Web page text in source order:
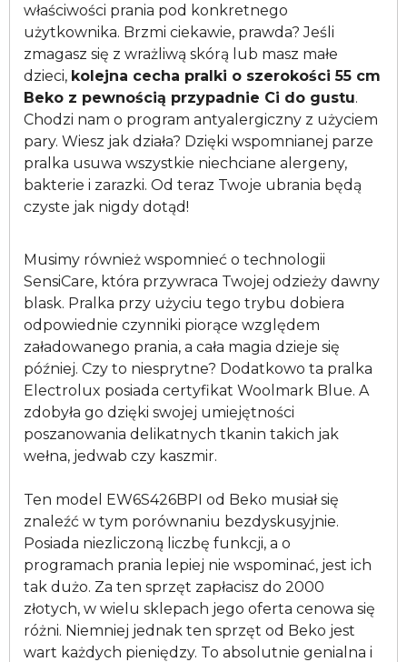
właściwości prania pod konkretnego
użytkownika. Brzmi ciekawie, prawda? Jeśli
zmagasz się z wrażliwą skórą lub masz małe
dzieci, kolejna cecha pralki o szerokości 55 cm
Beko z pewnością przypadnie Ci do gustu.
Chodzi nam o program antyalergiczny z użyciem
pary. Wiesz jak działa? Dzięki wspomnianej parze
pralka usuwa wszystkie niechciane alergeny,
bakterie i zarazki. Od teraz Twoje ubrania będą
czyste jak nigdy dotąd!
Musimy również wspomnieć o technologii
SensiCare, która przywraca Twojej odzieży dawny
blask. Pralka przy użyciu tego trybu dobiera
odpowiednie czynniki piorące względem
załadowanego prania, a cała magia dzieje się
później. Czy to niesprytne? Dodatkowo ta pralka
Electrolux posiada certyfikat Woolmark Blue. A
zdobyła go dzięki swojej umiejętności
poszanowania delikatnych tkanin takich jak
wełna, jedwab czy kaszmir.
Ten model EW6S426BPI od Beko musiał się
znaleźć w tym porównaniu bezdyskusyjnie.
Posiada niezliczoną liczbę funkcji, a o
programach prania lepiej nie wspominać, jest ich
tak dużo. Za ten sprzęt zapłacisz do 2000
złotych, w wielu sklepach jego oferta cenowa się
różni. Niemniej jednak ten sprzęt od Beko jest
wart każdych pieniędzy. To absolutnie genialna i